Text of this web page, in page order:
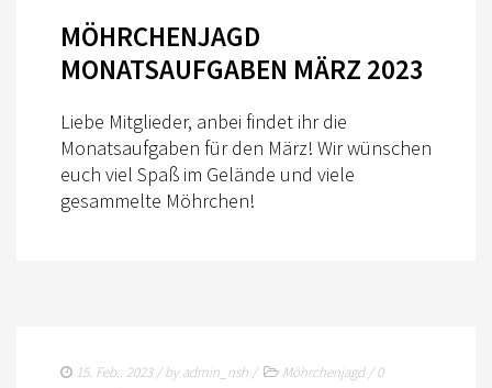
SPONSOREN 2021
MITGLIED WERDEN
SATZUNG/RECHTSORDNUNG
JUGEND
MÖHRCHENJAGD
MONATSAUFGABEN MÄRZ 2023
Liebe Mitglieder, anbei findet ihr die
Monatsaufgaben für den März! Wir wünschen
euch viel Spaß im Gelände und viele
gesammelte Möhrchen!
15. Feb.. 2023/ byadmin_nsh / Möhrchenjagd/0